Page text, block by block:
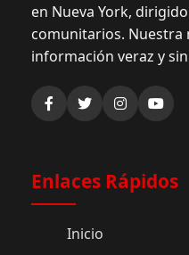
en Nueva York,
comunitarios. Nuestra
información veraz y
Enlaces Rápidos
Inicio